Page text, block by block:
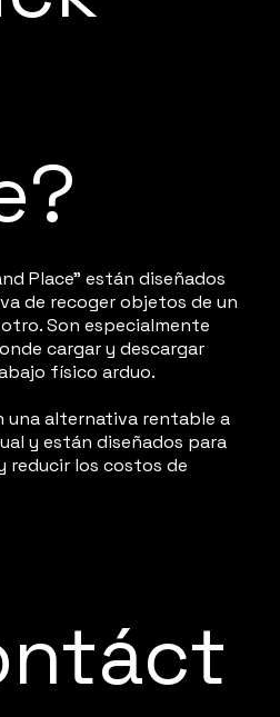
Place" están diseñados
de recoger objetos de un
Son especialmente
cargar y descargar
físico arduo.
alternativa rentable a
y están diseñados para
reducir los costos de